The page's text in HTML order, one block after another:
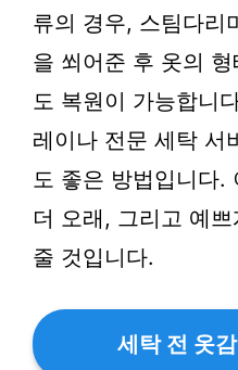
류의 경우, 스팀다리
을 쐬어준 후 옷의
도 복원이 가능합니
레이나 전문 세탁 서
도 좋은 방법입니다.
더 오래, 그리고 예
줄 것입니다.
세탁 전 옷